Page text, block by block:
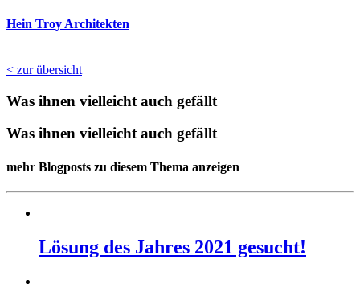
Hein Troy Architekten
< zur übersicht
Was ihnen vielleicht auch gefällt
Was ihnen vielleicht auch gefällt
mehr Blogposts zu diesem Thema anzeigen
Lösung des Jahres 2021 gesucht!